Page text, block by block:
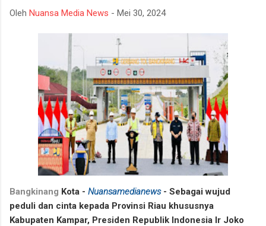
oleh unsur TNI, Polri, BPBD, Manggala Agni, Dinas Pemadam
elemen masyarakat. Melalui kegiatan ini, seluruh peserta
mendapatkan gambaran mengenai mekanisme penanganan
Karhutla, mulai dari koordinasi antarinstansi, pengerahan
personel dan peralatan, hingga simulasi pe...
Oleh Nuansa Media News - Mei 30, 2024
Bangkinang Kota - Nuansamedianews- Sebagai wujud
peduli dan cinta kepada Provinsi Riau khususnya
Kabupaten Kampar, Presiden Republik Indonesia Ir Joko